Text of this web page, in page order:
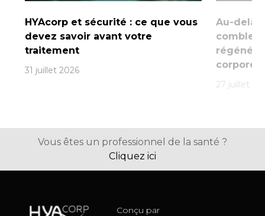
HYAcorp et sécurité : ce que vous
devez savoir avant votre
traitement
31 juillet 2026
Au-delà
corporel
27 juillet
Vous êtes un professionnel de la santé ?
Cliquez ici
Conçu par